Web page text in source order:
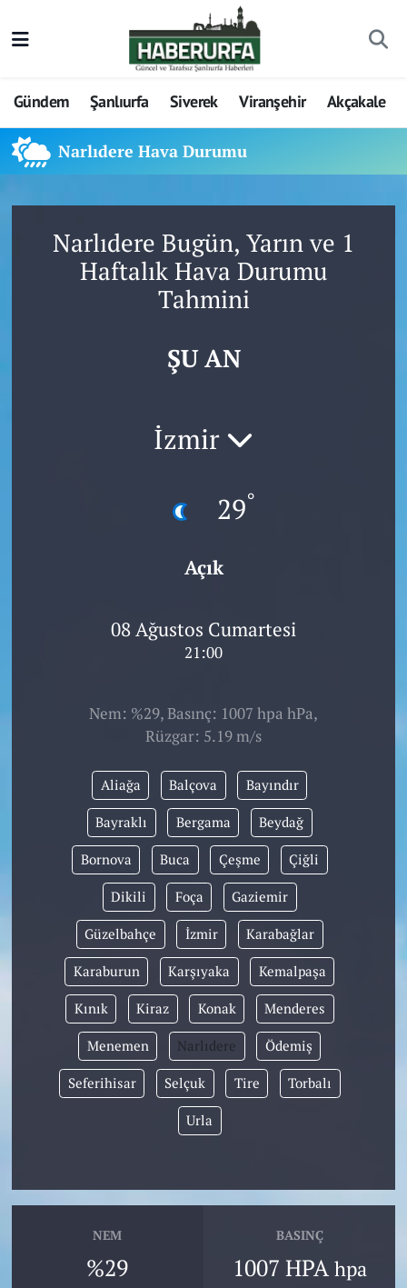
Gündem Şanlıurfa Siverek Viranşehir Akçakale
Narlıdere Hava Durumu
Narlıdere Bugün, Yarın ve 1
Haftalık Hava Durumu
Tahmini
ŞU AN
İzmir
29°
Açık
08 Ağustos Cumartesi
21:00
Nem: %29, Basınç: 1007 hpa hPa,
Rüzgar: 5.19 m/s
Aliağa Balçova Bayındır
Bayraklı Bergama Beydağ
Bornova Buca Çeşme Çiğli
Dikili Foça Gaziemir
Güzelbahçe İzmir Karabağlar
Karaburun Karşıyaka Kemalpaşa
Kınık Kiraz Konak Menderes
Menemen Narlıdere Ödemiş
Seferihisar Selçuk Tire Torbalı
Urla
NEM
%29
BASINÇ
1007 HPA hpa